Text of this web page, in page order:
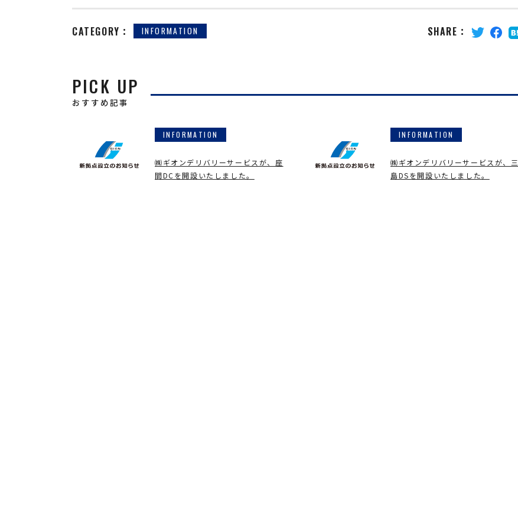
CATEGORY： INFORMATION SHARE ：
PICK UP
おすすめ記事
INFORMATION
㈱ギオンデリバリーサービスが、座
間DCを開設いたしました。
INFORMATION
㈱ギオンデリバリーサービスが、三
島DSを開設いたしました。